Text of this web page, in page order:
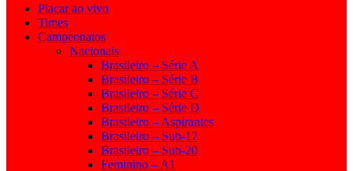
Placar ao vivo
Times
Campeonatos
Nacionais
Brasileiro – Série A
Brasileiro – Série B
Brasileiro – Série C
Brasileiro – Série D
Brasileiro – Aspirantes
Brasileiro – Sub-17
Brasileiro – Sub-20
Feminino – A1